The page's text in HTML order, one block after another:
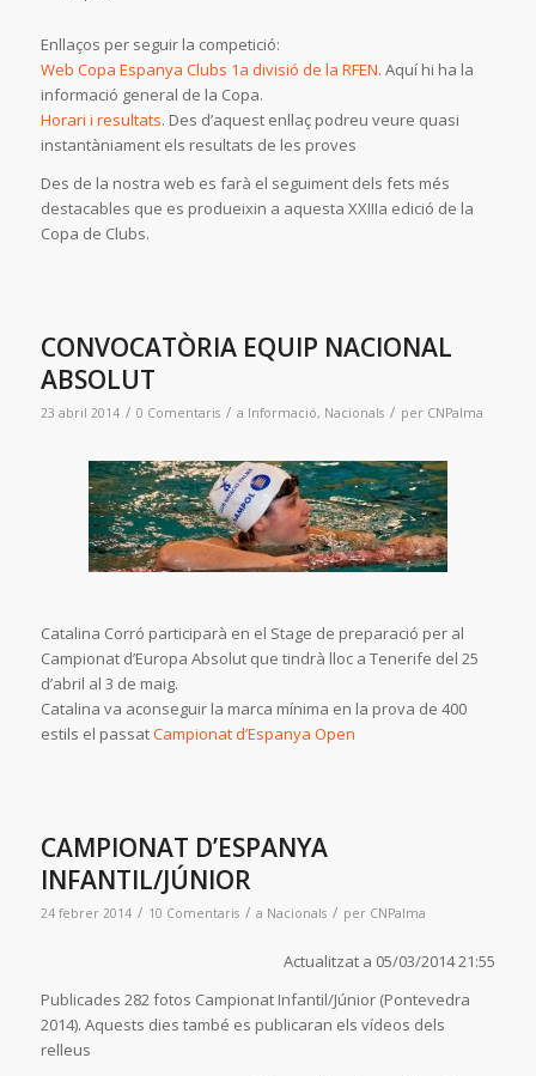
Enllaços per seguir la competició:
Web Copa Espanya Clubs 1a divisió de la RFEN. Aquí hi ha la
informació general de la Copa.
Horari i resultats. Des d’aquest enllaç podreu veure quasi
instantàniament els resultats de les proves
Des de la nostra web es farà el seguiment dels fets més
destacables que es produeixin a aquesta XXIIIa edició de la
Copa de Clubs.
CONVOCATÒRIA EQUIP NACIONAL
ABSOLUT
23 abril 2014 / 0 Comentaris / a Informació, Nacionals / per CNPalma
Catalina Corró participarà en el Stage de preparació per al
Campionat d’Europa Absolut que tindrà lloc a Tenerife del 25
d’abril al 3 de maig.
Catalina va aconseguir la marca mínima en la prova de 400
estils el passatCampionat d’Espanya Open
CAMPIONAT D’ESPANYA
INFANTIL/JÚNIOR
24 febrer 2014 / 10 Comentaris / a Nacionals / per CNPalma
Actualitzat a 05/03/2014 21:55
Publicades 282 fotos Campionat Infantil/Júnior (Pontevedra
2014). Aquests dies també es publicaran els vídeos dels
relleus